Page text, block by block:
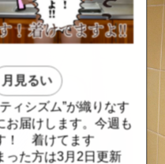
月見るい
ィシズム”が織りなす
お届けします。今週も
！ 着けてます
った方は3月2日更新
::fzkqzrz.oi